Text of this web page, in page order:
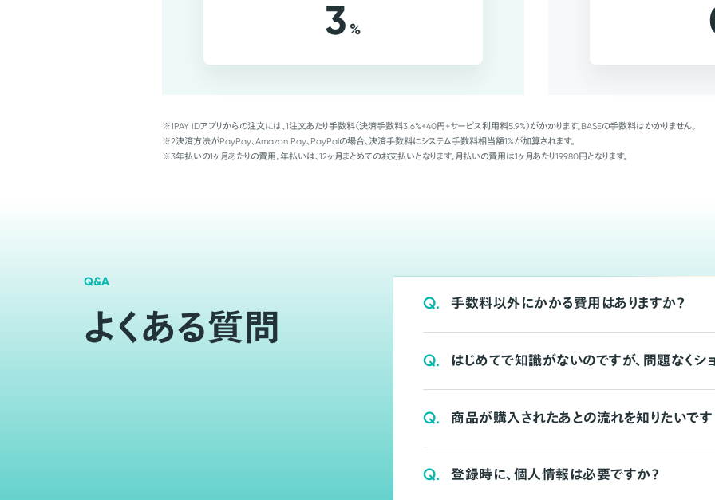
3 %
※1PAY IDアプリからの注文には、1注文あたり手数料（決済手数料3.6%+40円+サービス利用料5.9%）がかかります。BASEの手数料はかかりません。
※2決済方法がPayPay、Amazon Pay、PayPalの場合、決済手数料にシステム手数料相当額1%が加算されます。
※3年払いの1ヶ月あたりの費用。年払いは、12ヶ月まとめてのお支払いとなります。月払いの費用は1ヶ月あたり19,980円となります。
Q&A
よくある質問
Q. 手数料以外にかかる費用はありますか？
Q. はじめてで知識がないのですが、問題なくシ
Q. 商品が購入されたあとの流れを知りたいです
Q. 登録時に、個人情報は必要ですか？